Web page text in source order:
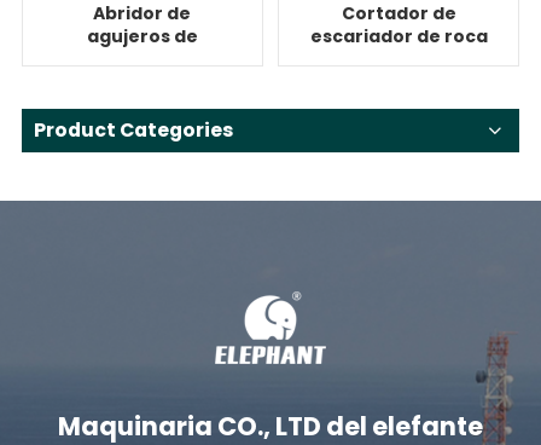
Abridor de
agujeros de
perforación
horizontal
Cortador de
escariador de roca
para perforación
horizontal
Product Categories
Maquinaria CO., LTD del elefante